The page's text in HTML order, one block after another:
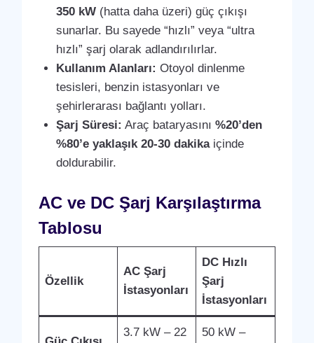
350 kW (hatta daha üzeri) güç çıkışı
sunarlar. Bu sayede “hızlı” veya “ultra
hızlı” şarj olarak adlandırılırlar.
Kullanım Alanları: Otoyol dinlenme
tesisleri, benzin istasyonları ve
şehirlerarası bağlantı yolları.
Şarj Süresi: Araç bataryasını%20’den
%80’e yaklaşık 20-30 dakikaiçinde
doldurabilir.
AC ve DC Şarj Karşılaştırma
Tablosu
Özellik
AC Şarj
İstasyonları
DC Hızlı
Şarj
İstasyonları
3.7 kW – 22 50 kW –